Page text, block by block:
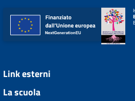
Link esterni
La scuola